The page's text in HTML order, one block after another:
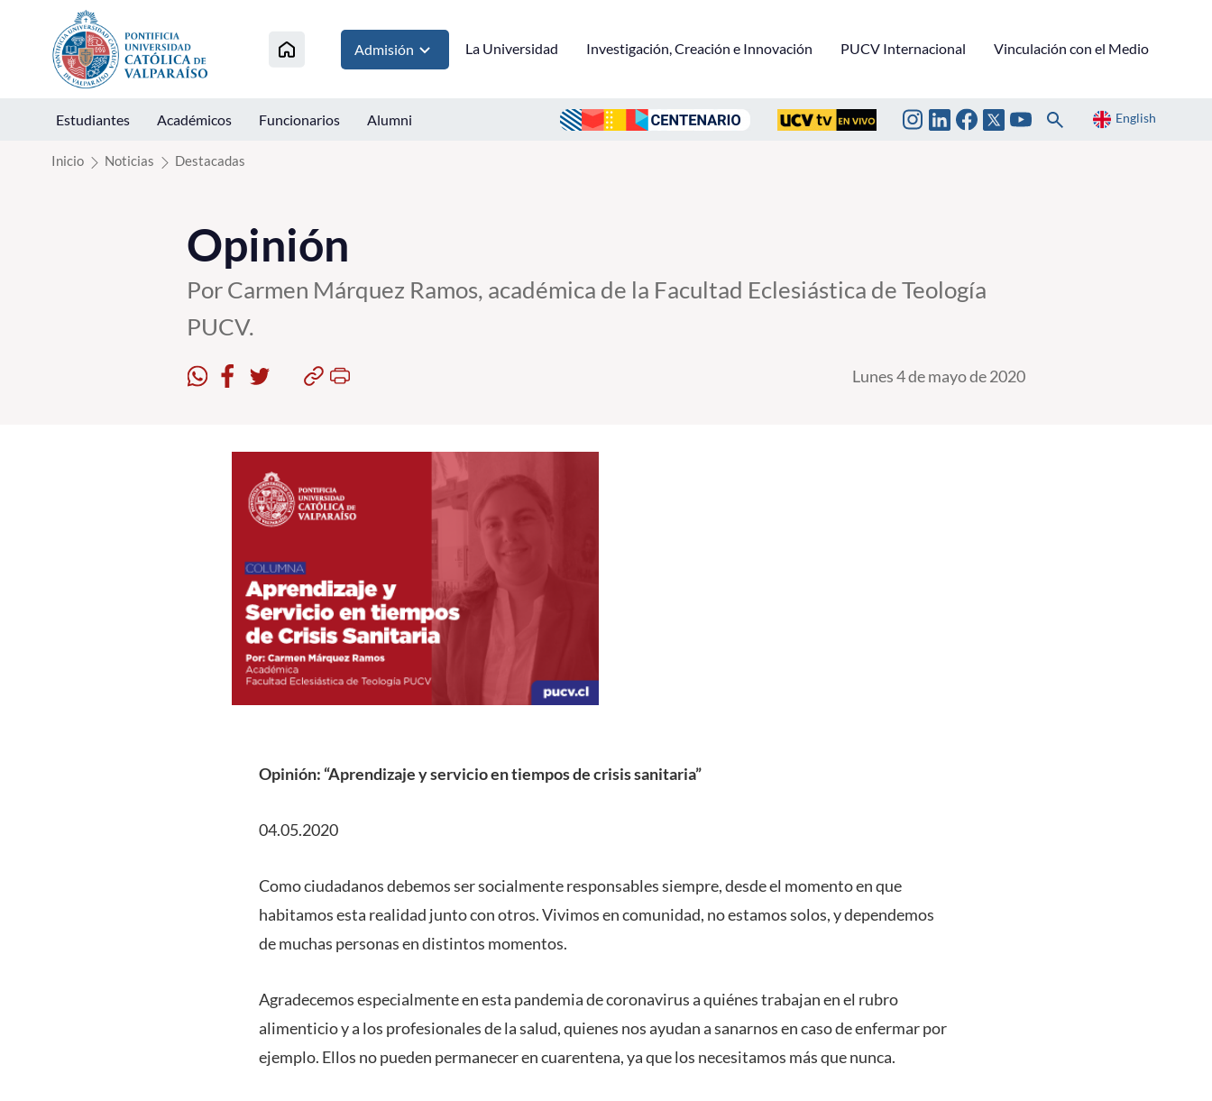
Click acá para ir directamente al contenido
Admisión La Universidad Investigación, Creación e Innovación PUCV Internacional Vinculación con el Medio
Estudiantes Académicos Funcionarios Alumni English
Inicio Noticias Destacadas
Opinión
Por Carmen Márquez Ramos, académica de la Facultad Eclesiástica de Teología
PUCV.
Lunes 4 de mayo de 2020
Opinión: “Aprendizaje y servicio en tiempos de crisis sanitaria”
04.05.2020
Como ciudadanos debemos ser socialmente responsables siempre, desde el momento en que
habitamos esta realidad junto con otros. Vivimos en comunidad, no estamos solos, y dependemos
de muchas personas en distintos momentos.
Agradecemos especialmente en esta pandemia de coronavirus a quiénes trabajan en el rubro
alimenticio y a los profesionales de la salud, quienes nos ayudan a sanarnos en caso de enfermar por
ejemplo. Ellos no pueden permanecer en cuarentena, ya que los necesitamos más que nunca.